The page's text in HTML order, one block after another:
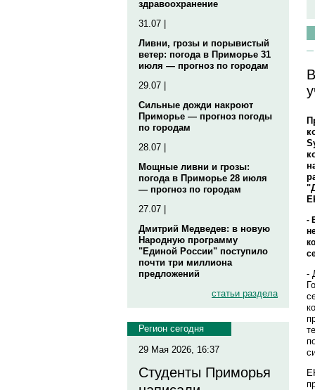
здравоохранение
31.07 |
Ливни, грозы и порывистый
ветер: погода в Приморье 31
июля — прогноз по городам
29.07 |
Сильные дожди накроют
Приморье — прогноз погоды
по городам
28.07 |
Мощные ливни и грозы:
погода в Приморье 28 июля
— прогноз по городам
27.07 |
Дмитрий Медведев: в новую
Народную программу
"Единой России" поступило
почти три миллиона
предложений
статьи раздела
Регион сегодня
29 Мая 2026, 16:37
Студенты Приморья
-
-